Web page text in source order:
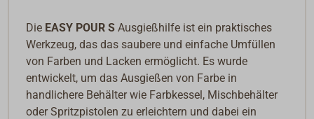
Die EASY POUR SAusgießhilfe ist ein praktisches
Werkzeug, das das saubere und einfache Umfüllen
von Farben und Lacken ermöglicht. Es wurde
entwickelt, um das Ausgießen von Farbe in
handlichere Behälter wie Farbkessel, Mischbehälter
oder Spritzpistolen zu erleichtern und dabei ein